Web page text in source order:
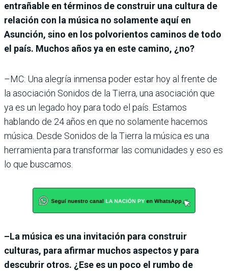
entrañable en términos de construir una cultura de
relación con la música no solamente aquí en
Asunción, sino en los polvorientos caminos de todo
el país. Muchos años ya en este camino, ¿no?
–MC: Una alegría inmensa poder estar hoy al frente de
la asociación Sonidos de la Tierra, una asociación que
ya es un legado hoy para todo el país. Estamos
hablando de 24 años en que no solamente hacemos
música. Desde Sonidos de la Tierra la música es una
herramienta para transformar las comunidades y eso es
lo que buscamos.
–La música es una invitación para construir
culturas, para afirmar muchos aspectos y para
descubrir otros. ¿Ese es un poco el rumbo de